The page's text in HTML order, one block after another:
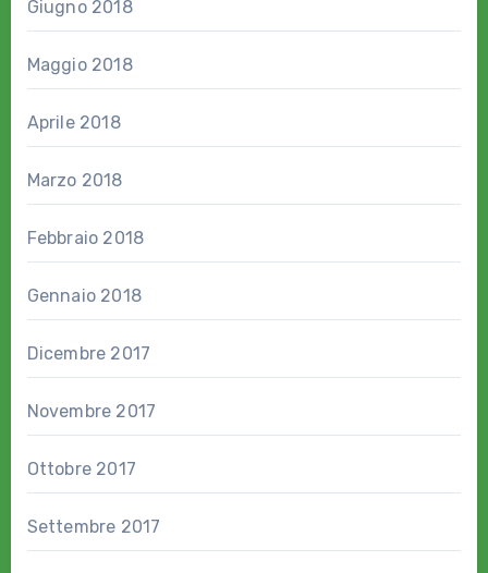
Giugno 2018
Maggio 2018
Aprile 2018
Marzo 2018
Febbraio 2018
Gennaio 2018
Dicembre 2017
Novembre 2017
Ottobre 2017
Settembre 2017